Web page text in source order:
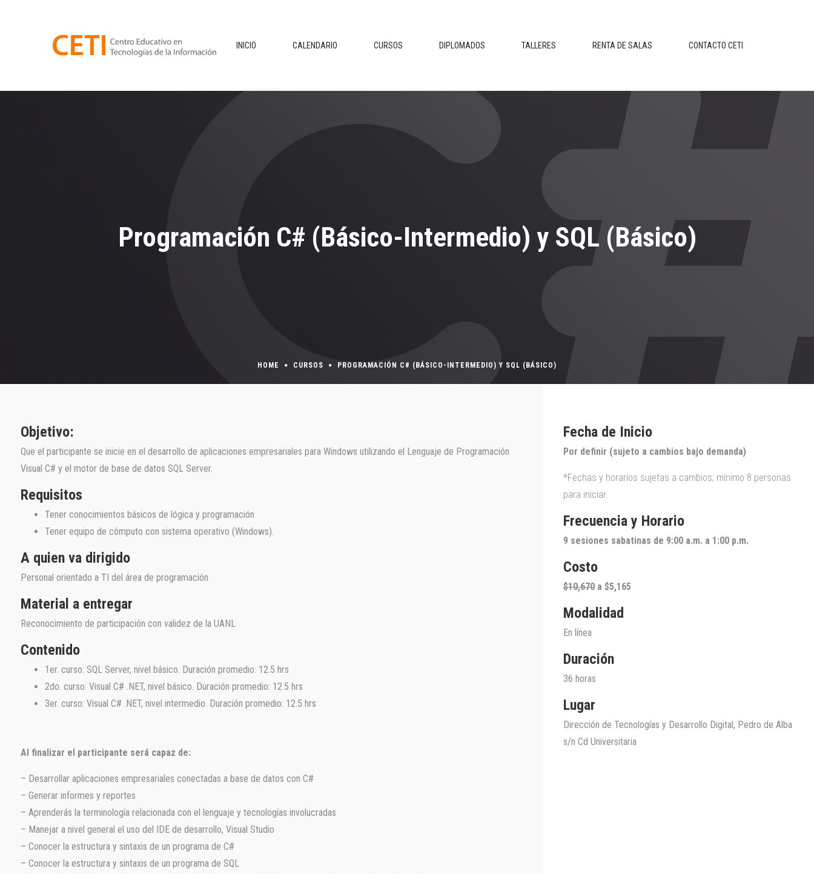
INICIO CALENDARIO CURSOS DIPLOMADOS TALLERES RENTA DE SALAS CONTACTO CETI
Programación C# (Básico-Intermedio) y SQL (Básico)
HOME CURSOS PROGRAMACIÓN C# (BÁSICO-INTERMEDIO) Y SQL (BÁSICO)
Objetivo:
Que el participante se inicie en el desarrollo de aplicaciones empresariales para Windows utilizando el Lenguaje de Programación
Visual C# y el motor de base de datos SQL Server.
Requisitos
Tener conocimientos básicos de lógica y programación
Tener equipo de cómputo con sistema operativo (Windows).
A quien va dirigido
Personal orientado a TI del área de programación
Material a entregar
Reconocimiento de participación con validez de la UANL
Contenido
1er. curso: SQL Server, nivel básico. Duración promedio: 12.5 hrs
2do. curso: Visual C# .NET, nivel básico. Duración promedio: 12.5 hrs
3er. curso: Visual C# .NET, nivel intermedio. Duración promedio: 12.5 hrs
Al finalizar el participante será capaz de:
– Desarrollar aplicaciones empresariales conectadas a base de datos con C#
– Generar informes y reportes
– Aprenderás la terminología relacionada con el lenguaje y tecnologías involucradas
– Manejar a nivel general el uso del IDE de desarrollo, Visual Studio
– Conocer la estructura y sintaxis de un programa de C#
– Conocer la estructura y sintaxis de un programa de SQL
Fecha de Inicio
Por definir (sujeto a cambios bajo demanda)
*Fechas y horarios sujetas a cambios; mínimo 8 personas
para iniciar.
Frecuencia y Horario
9 sesiones sabatinas de 9:00 a.m. a 1:00 p.m.
Costo
$10,670 a $5,165
Modalidad
En línea
Duración
36 horas
Lugar
Dirección de Tecnologías y Desarrollo Digital, Pedro de Alba
s/n Cd Universitaria